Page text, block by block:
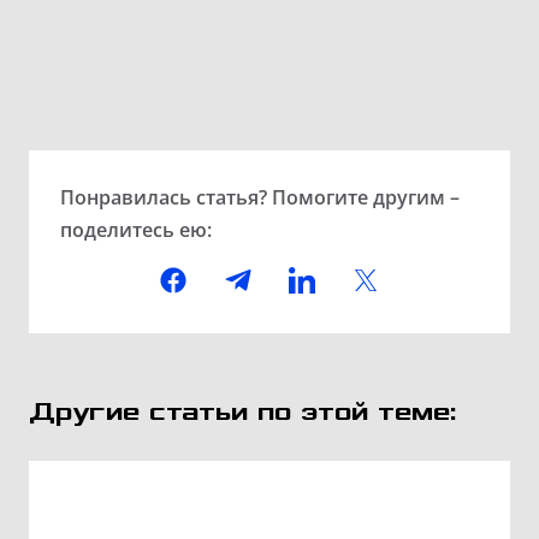
Понравилась статья? Помогите другим –
поделитесь ею:
Другие статьи по этой теме: